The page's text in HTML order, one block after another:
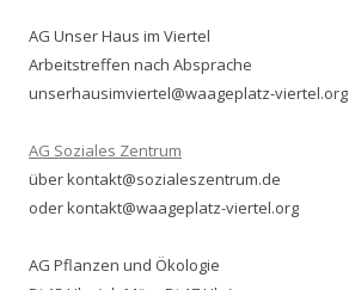
AG Unser Haus im Viertel
Arbeitstreffen nach Absprache
unserhausimviertel@waageplatz-viertel.org
AG Soziales Zentrum
über kontakt@sozialeszentrum.de
oder kontakt@waageplatz-viertel.org
AG Pflanzen und Ökologie